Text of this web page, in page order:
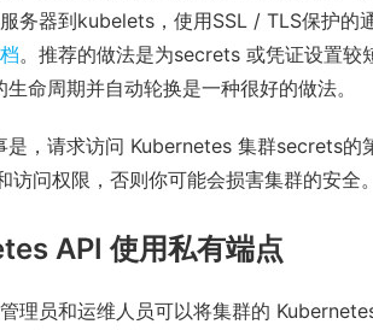
务器到kubelets，使用SSL / TLS保护的
。推荐的做法是为secrets 或凭证设置较
命周期并自动轮换是一种很好的做法。
是，请求访问 Kubernetes 集群secrets的
访问权限，否则你可能会损害集群的安全。
API 使用私有端点
理员和运维人员可以将集群的